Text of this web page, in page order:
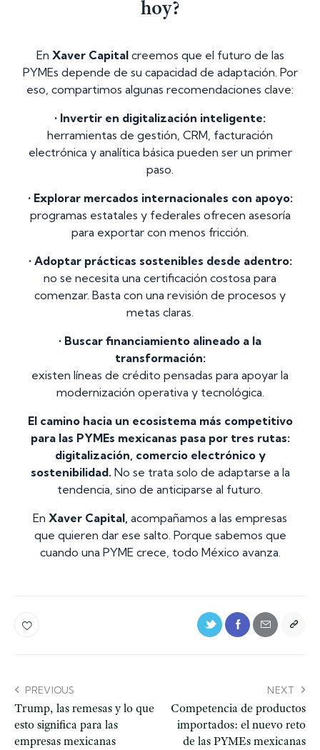
hoy?
En Xaver Capitalcreemos que el futuro de las
PYMEs depende de su capacidad de adaptación. Por
eso, compartimos algunas recomendaciones clave:
• Invertir en digitalización inteligente:
herramientas de gestión, CRM, facturación
electrónica y analítica básica pueden ser un primer
paso.
• Explorar mercados internacionales con apoyo:
programas estatales y federales ofrecen asesoría
para exportar con menos fricción.
• Adoptar prácticas sostenibles desde adentro:
no se necesita una certificación costosa para
comenzar. Basta con una revisión de procesos y
metas claras.
• Buscar financiamiento alineado a la
transformación:
existen líneas de crédito pensadas para apoyar la
modernización operativa y tecnológica.
El camino hacia un ecosistema más competitivo
para las PYMEs mexicanas pasa por tres rutas:
digitalización, comercio electrónico y
sostenibilidad.No se trata solo de adaptarse a la
tendencia, sino de anticiparse al futuro.
En Xaver Capital, acompañamos a las empresas
que quieren dar ese salto. Porque sabemos que
cuando una PYME crece, todo México avanza.
PREVIOUS
Trump, las remesas y lo que
esto significa para las
empresas mexicanas
NEXT
Competencia de productos
importados: el nuevo reto
de las PYMEs mexicanas